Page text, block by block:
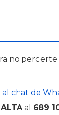
no perderte
al chat de
ALTA al 689